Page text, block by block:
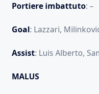
Portiere imbattuto: –
Goal: Lazzari,
Assist: Luis Alberto,
MALUS